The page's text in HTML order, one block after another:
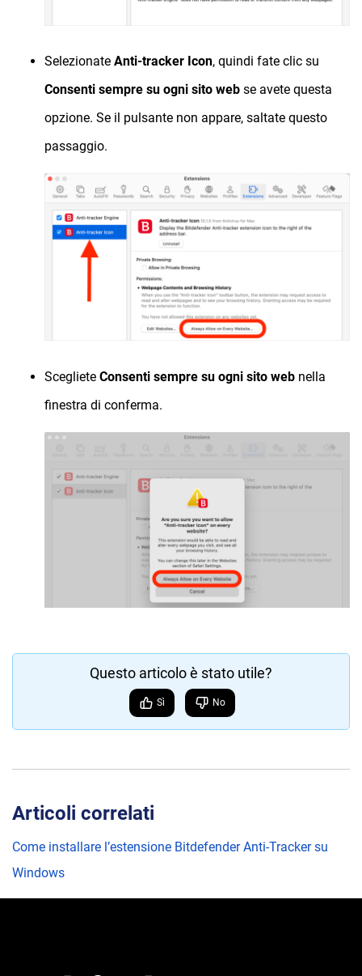
Selezionate Anti-tracker Icon, quindi fate clic su
Consenti sempre su ogni sito web se avete questa
opzione. Se il pulsante non appare, saltate questo
passaggio.
Scegliete Consenti sempre su ogni sito web nella
finestra di conferma.
Questo articolo è stato utile?
Sì No
Articoli correlati
Come installare l’estensione Bitdefender Anti-Tracker su
Windows